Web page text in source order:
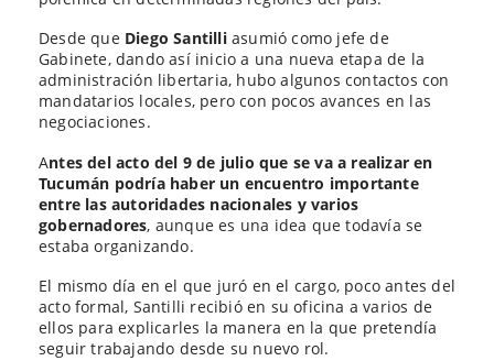
Desde que Diego Santilli asumió como jefe de
Gabinete, dando así inicio a una nueva etapa de la
administración libertaria, hubo algunos contactos con
mandatarios locales, pero con pocos avances en las
negociaciones.
Antes del acto del 9 de julio que se va a realizar en
Tucumán podría haber un encuentro importante
entre las autoridades nacionales y varios
gobernadores, aunque es una idea que todavía se
estaba organizando.
El mismo día en el que juró en el cargo, poco antes del
acto formal, Santilli recibió en su oficina a varios de
ellos para explicarles la manera en la que pretendía
seguir trabajando desde su nuevo rol.